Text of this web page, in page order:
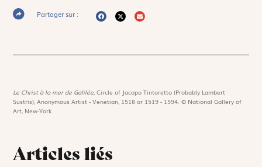
Partager sur :
Le Christ à la mer de Galilée,Circle of Jacopo Tintoretto (Probably Lambert
Sustris), Anonymous Artist - Venetian, 1518 or 1519 - 1594. © National Gallery of
Art, New-York
Articles liés